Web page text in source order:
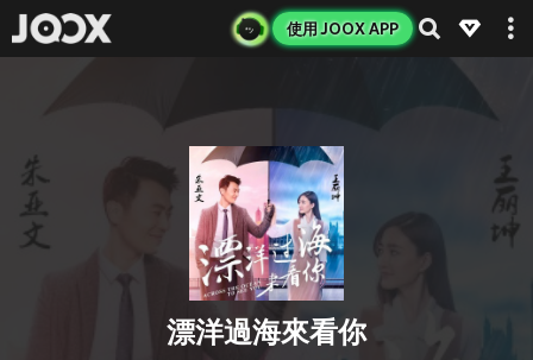
使用 JOOX APP
漂洋過海來看你